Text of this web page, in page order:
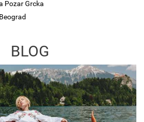
Pozar Grcka
BLOG